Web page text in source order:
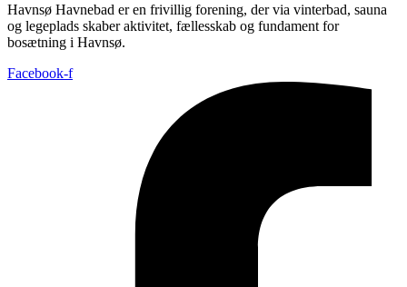
Havnsø Havnebad er en frivillig forening, der via vinterbad, sauna
og legeplads skaber aktivitet, fællesskab og fundament for
bosætning i Havnsø.
Facebook-f